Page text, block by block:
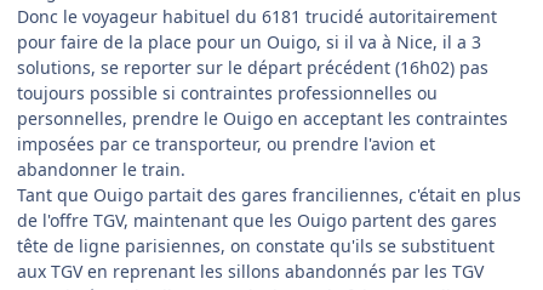
Donc le voyageur habituel du 6181 trucidé autoritairement
pour faire de la place pour un Ouigo, si il va à Nice, il a 3
solutions, se reporter sur le départ précédent (16h02) pas
toujours possible si contraintes professionnelles ou
personnelles, prendre le Ouigo en acceptant les contraintes
imposées par ce transporteur, ou prendre l'avion et
abandonner le train.
Tant que Ouigo partait des gares franciliennes, c'était en plus
de l'offre TGV, maintenant que les Ouigo partent des gares
tête de ligne parisiennes, on constate qu'ils se substituent
aux TGV en reprenant les sillons abandonnés par les TGV